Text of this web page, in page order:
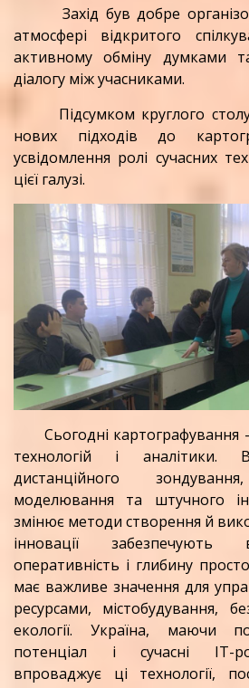
Захід був добре
атмосфері відкритого
активному обміну думками
діалогу між учасниками.
Підсумком круглого столу
нових підходів до
усвідомлення ролі сучасних
цієї галузі.
Сьогодні картографування
технологій і аналітики.
дистанційного
моделювання та штучного
змінює методи створення й
інновації забезпечують
оперативність і глибину
має важливе значення для
ресурсами, містобудування,
екології. Україна, маючи
потенціал і сучасні ІТ-
впроваджує ці технології,